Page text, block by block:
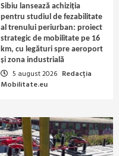
Sibiu lansează achiziția
pentru studiul de fezabilitate
al trenului periurban: proiect
strategic de mobilitate pe 16
km, cu legături spre aeroport
și zona industrială
5 august 2026 Redacția
Mobilitate.eu